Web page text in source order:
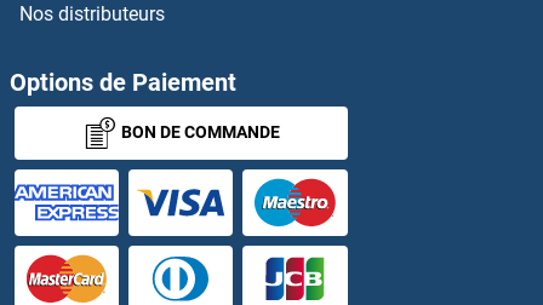
LAG3 Kits ELISA
LAIR2 Kits ELISA
LALBA Kits ELISA
LAMA3 Kits ELISA
LAMa4 Kits ELISA
Nos distributeurs
Options de Paiement
BON DE COMMANDE